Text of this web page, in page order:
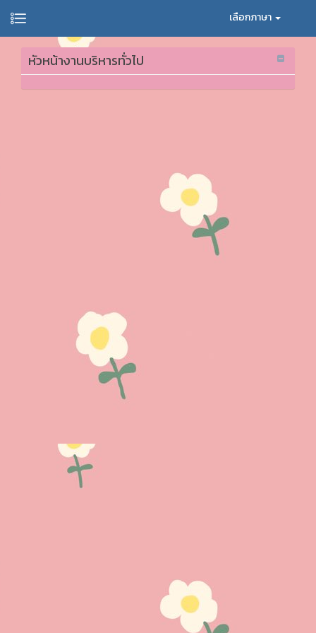
เลือกภาษา
หัวหน้างานบริหารทั่วไป